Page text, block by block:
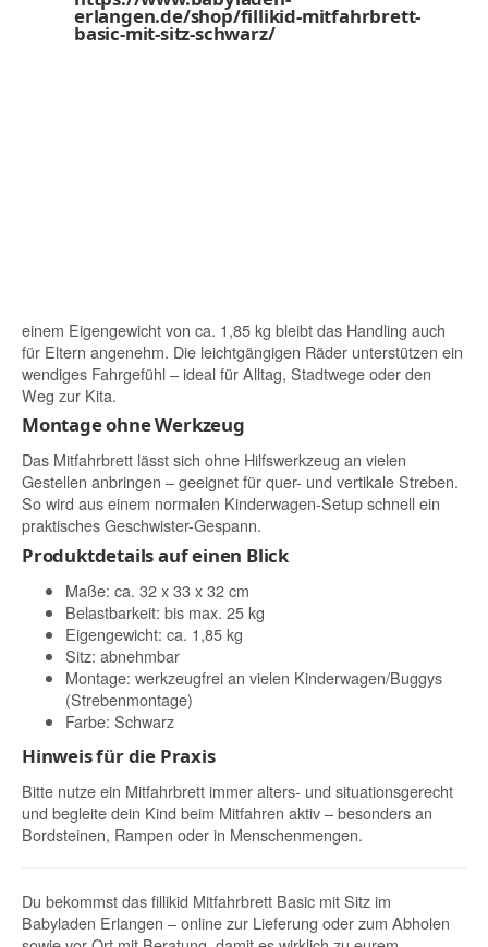
einem Eigengewicht von ca. 1,85 kg bleibt das Handling auch
für Eltern angenehm. Die leichtgängigen Räder unterstützen ein
wendiges Fahrgefühl – ideal für Alltag, Stadtwege oder den
Weg zur Kita.
Montage ohne Werkzeug
Das Mitfahrbrett lässt sich ohne Hilfswerkzeug an vielen
Gestellen anbringen – geeignet für quer- und vertikale Streben.
So wird aus einem normalen Kinderwagen-Setup schnell ein
praktisches Geschwister-Gespann.
Produktdetails auf einen Blick
Maße: ca. 32 x 33 x 32 cm
Belastbarkeit: bis max. 25 kg
Eigengewicht: ca. 1,85 kg
Sitz: abnehmbar
Montage: werkzeugfrei an vielen Kinderwagen/Buggys
(Strebenmontage)
Farbe: Schwarz
Hinweis für die Praxis
Bitte nutze ein Mitfahrbrett immer alters- und situationsgerecht
und begleite dein Kind beim Mitfahren aktiv – besonders an
Bordsteinen, Rampen oder in Menschenmengen.
Du bekommst das fillikid Mitfahrbrett Basic mit Sitz im
Babyladen Erlangen – online zur Lieferung oder zum Abholen